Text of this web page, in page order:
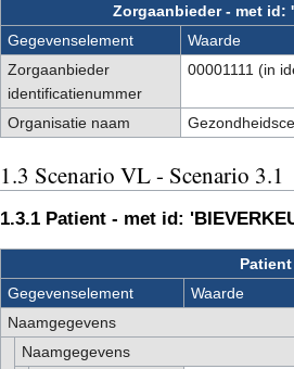
Zorgaanbieder - met id:
Gegevenselement
Waarde
Zorgaanbieder
identificatienummer
00001111 (in
Organisatie naam
1.3 Scenario VL - Scenario 3.1
1.3.1 Patient - met id:
Gegevenselement
Waarde
Naamgegevens
Naamgegevens